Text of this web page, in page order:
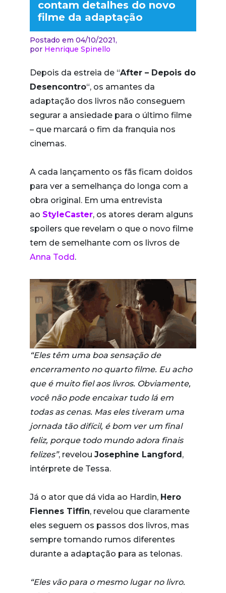
contam detalhes do novo
filme da adaptação
Postado em 04/10/2021,
por Henrique Spinello
Depois da estreia de “After – Depois do
Desencontro“, os amantes da
adaptação dos livros não conseguem
segurar a ansiedade para o último filme
– que marcará o fim da franquia nos
cinemas.
A cada lançamento os fãs ficam doidos
para ver a semelhança do longa com a
obra original. Em uma entrevista
ao StyleCaster, os atores deram alguns
spoilers que revelam o que o novo filme
tem de semelhante com os livros de
Anna Todd.
“Eles têm uma boa sensação de
encerramento no quarto filme. Eu acho
que é muito fiel aos livros. Obviamente,
você não pode encaixar tudo lá em
todas as cenas. Mas eles tiveram uma
jornada tão difícil, é bom ver um final
feliz, porque todo mundo adora finais
felizes”, revelou Josephine Langford,
intérprete de Tessa.
Já o ator que dá vida ao Hardin, Hero
Fiennes Tiffin, revelou que claramente
eles seguem os passos dos livros, mas
sempre tomando rumos diferentes
durante a adaptação para as telonas.
“Eles vão para o mesmo lugar no livro.